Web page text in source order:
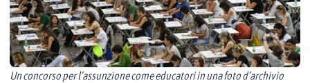
Un concorso per l’assunzione come educatori in una foto d’archivio